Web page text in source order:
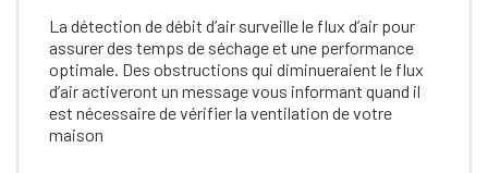
La détection de débit d’air surveille le flux d’air pour
assurer des temps de séchage et une performance
optimale. Des obstructions qui diminueraient le flux
d’air activeront un message vous informant quand il
est nécessaire de vérifier la ventilation de votre
maison